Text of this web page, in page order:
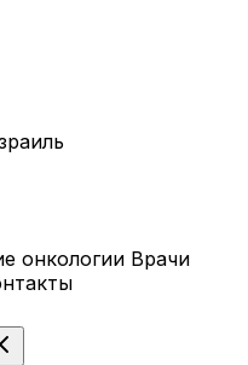
онкологии Врачи